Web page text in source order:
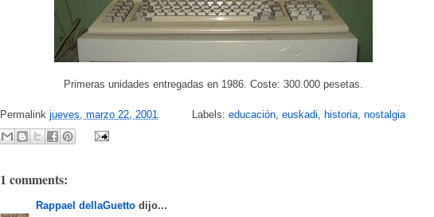
Primeras unidades entregadas en 1986. Coste: 300.000 pesetas.
Permalink jueves, marzo 22, 2001 Labels: educación, euskadi, historia, nostalgia
1 comments:
Rappael dellaGuetto dijo...